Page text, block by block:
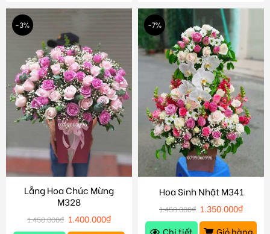
-3%
Lẵng Hoa Chúc Mừng
M328
1.450.000₫ 1.400.000₫
-7%
Hoa Sinh Nhật M341
1.450.000₫ 1.350.000₫
Chi tiết
Giỏ hàng